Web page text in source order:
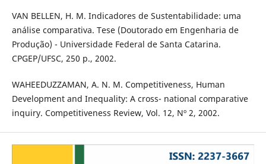
VAN BELLEN, H. M. Indicadores de Sustentabilidade: uma
análise comparativa. Tese (Doutorado em Engenharia de
Produção) - Universidade Federal de Santa Catarina.
CPGEP/UFSC, 250 p., 2002.
WAHEEDUZZAMAN, A. N. M. Competitiveness, Human
Development and Inequality: A cross- national comparative
inquiry. Competitiveness Review, Vol. 12, Nº 2, 2002.